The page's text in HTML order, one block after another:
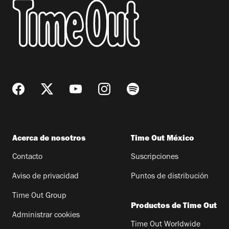
Acerca de nosotros
Contacto
Aviso de privacidad
Time Out Group
Administrar cookies
Time Out México
Suscripciones
Puntos de distribución
Productos de Time Out
Time Out Worldwide